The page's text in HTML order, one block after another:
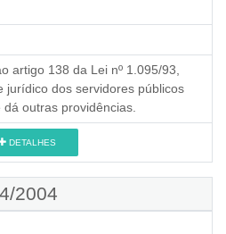
artigo 138 da Lei nº 1.095/93,
jurídico dos servidores públicos
outras providências.
DETALHES
2004